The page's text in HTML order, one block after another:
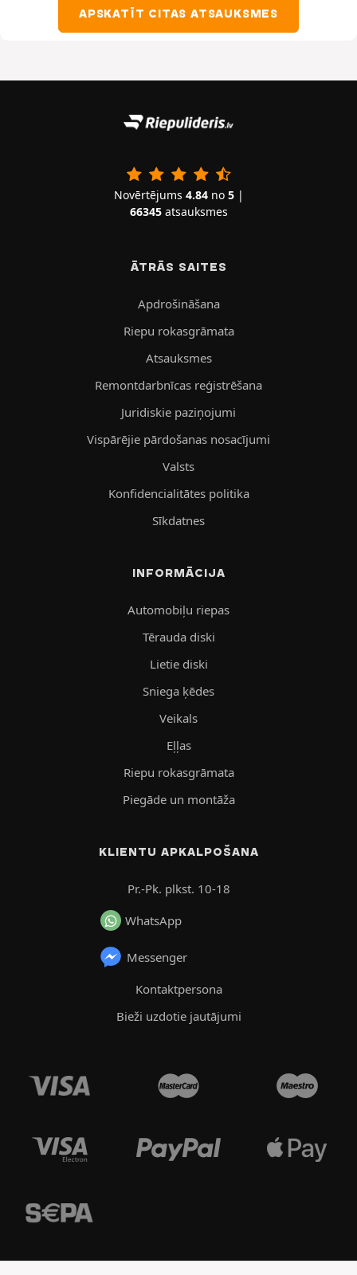
APSKATĪT CITAS ATSAUKSMES
Novērtējums 4.84no 5|
66345atsauksmes
ĀTRĀS SAITES
Apdrošināšana
Riepu rokasgrāmata
Atsauksmes
Remontdarbnīcas reģistrēšana
Juridiskie paziņojumi
Vispārējie pārdošanas nosacījumi
Valsts
Konfidencialitātes politika
Sīkdatnes
INFORMĀCIJA
Automobiļu riepas
Tērauda diski
Lietie diski
Sniega ķēdes
Veikals
Eļļas
Riepu rokasgrāmata
Piegāde un montāža
KLIENTU APKALPOŠANA
Pr.-Pk. plkst. 10-18
WhatsApp
Messenger
Kontaktpersona
Bieži uzdotie jautājumi